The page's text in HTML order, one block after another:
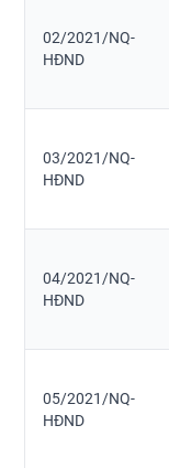
02/2021/NQ-
HĐND
03/2021/NQ-
HĐND
04/2021/NQ-
HĐND
05/2021/NQ-
HĐND